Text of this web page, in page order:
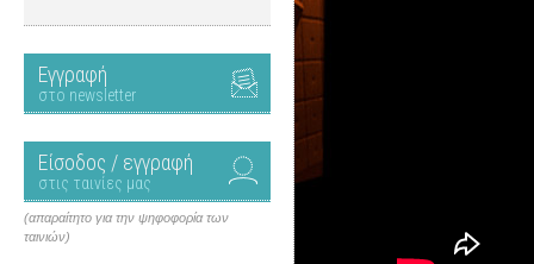
Εγγραφή
στο newsletter
Είσοδος / εγγραφή
στις ταινίες μας
(απαραίτητο για την ψηφοφορία των
ταινιών)